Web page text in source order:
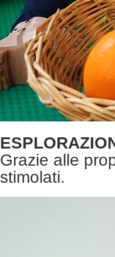
Grazie alle
stimolati.